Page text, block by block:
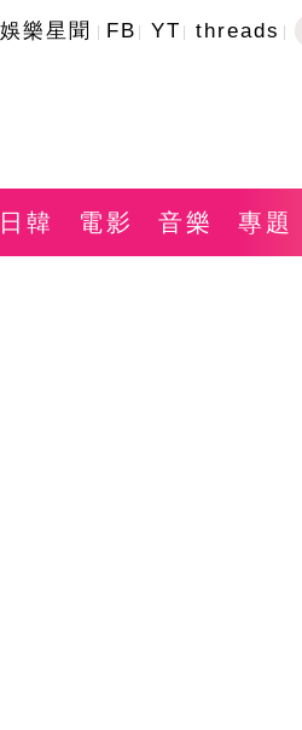
樂星聞 FB YT threads
日韓 電影 音樂 專題